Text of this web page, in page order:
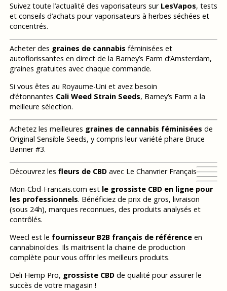
Suivez toute l’actualité des vaporisateurs sur LesVapos, tests
et conseils d’achats pour vaporisateurs à herbes séchées et
concentrés.
Acheter des graines de cannabis féminisées et
autoflorissantes en direct de la Barney’s Farm d’Amsterdam,
graines gratuites avec chaque commande.
Si vous êtes au Royaume-Uni et avez besoin
d’étonnantes Cali Weed Strain Seeds, Barney’s Farm a la
meilleure sélection.
Achetez les meilleures graines de cannabis féminisées de
Original Sensible Seeds, y compris leur variété phare Bruce
Banner #3.
Découvrez les fleurs de CBDavec Le Chanvrier Français
Mon-Cbd-Francais.com est le grossiste CBD en ligne pour
les professionnels. Bénéficiez de prix de gros, livraison
(sous 24h), marques reconnues, des produits analysés et
contrôlés.
Weecl est le fournisseur B2B français de référenceen
cannabinoïdes. Ils maitrisent la chaine de production
complète pour vous offrir les meilleurs produits.
Deli Hemp Pro, grossiste CBDde qualité pour assurer le
succès de votre magasin !